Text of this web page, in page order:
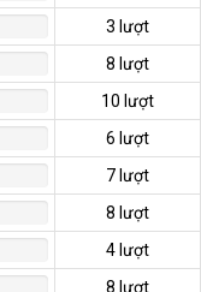
3 lượt
8 lượt
10 lượt
6 lượt
7 lượt
8 lượt
4 lượt
8 lượt